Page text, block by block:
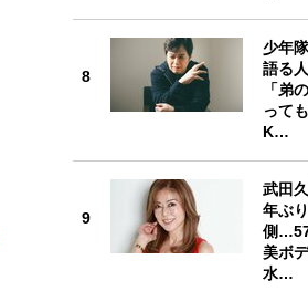
8
少年
語る
「弟
って
K…
9
武田
年ぶ
側
美ボ
水…